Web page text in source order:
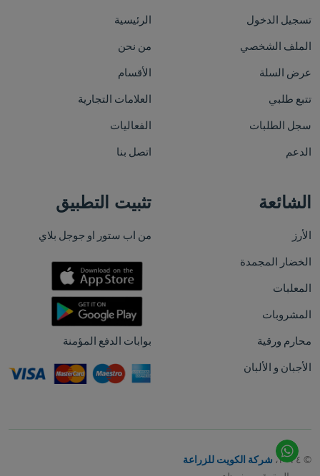
تسجيل الدخول
الملف الشخصي
عرض السلة
تتبع طلبي
سجل الطلبات
الدعم
الرئيسية
من نحن
الأقسام
العلامات التجارية
الفعاليات
اتصل بنا
الشائعة
الأرز
الخضار المجمدة
المعلبات
المشروبات
محارم ورقية
الأجبان و الألبان
تثبيت التطبيق
من اب ستور او جوجل بلاي
بوابات الدفع المؤمنة
© ٢٠٢٤،
شركة الكويت للزراعة